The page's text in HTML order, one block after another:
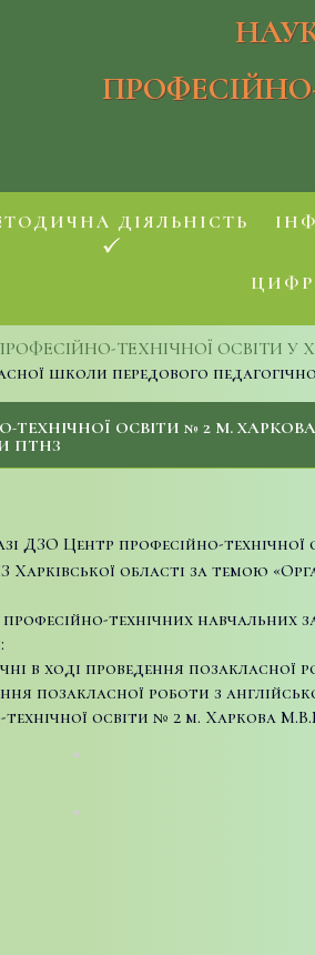
ДІЯЛЬНІСТЬ
ТЕХНІЧНОЇ ОСВІТИ У
школи передового
ТЕХНІЧНОЇ ОСВІТИ № 2 М.
ПТНЗ
ДЗО Центр професійно-
області за темою
технічних навчальних
в ході проведення позакласної
позакласної роботи з
освіти № 2 м. Харкова